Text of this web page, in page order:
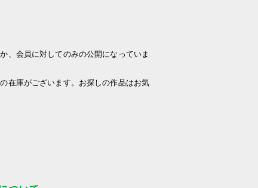
、会員に対してのみの公開になっていま
在庫がございます。お探しの作品はお気